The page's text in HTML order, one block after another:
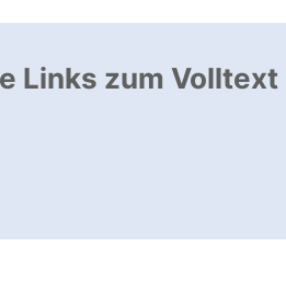
Links zum Volltext
Link, öffnet neues